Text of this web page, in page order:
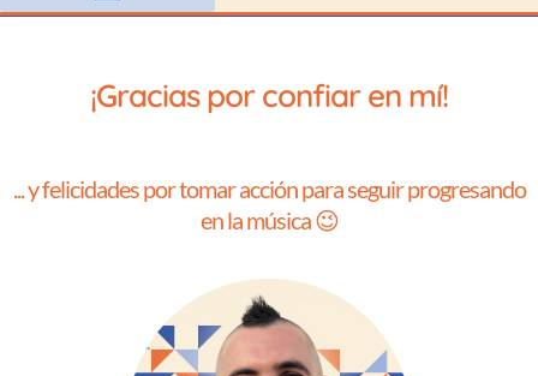
¡Gracias por confiar en mí!
... y felicidades por tomar acción para seguir progresando
en la música 😉